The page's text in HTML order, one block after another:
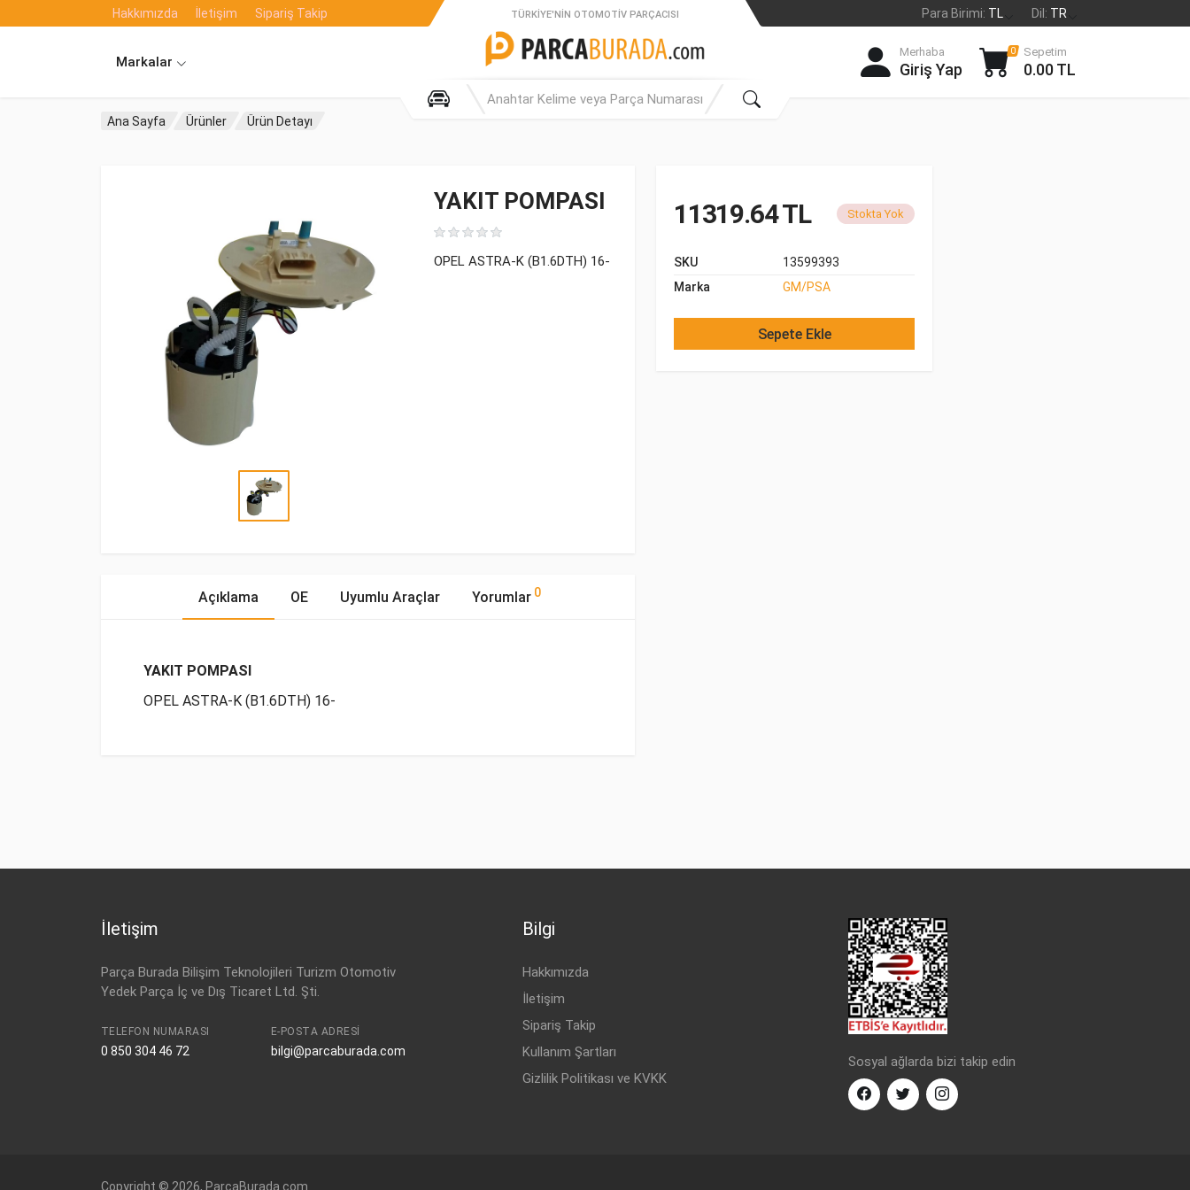
Hakkımızda İletişim Sipariş Takip Para Birimi: TL Dil: TR
Markalar
TÜRKIYE'NIN OTOMOTIV PARÇACISI
Merhaba
Giriş Yap
0 Sepetim
0.00 TL
Ana Sayfa Ürünler Ürün Detayı
YAKIT POMPASI
OPEL ASTRA-K (B1.6DTH) 16-
11319.64 TL Stokta Yok
SKU
13599393
Marka
GM/PSA
Sepete Ekle
Açıklama OE Uyumlu Araçlar Yorumlar 0
YAKIT POMPASI
OPEL ASTRA-K (B1.6DTH) 16-
İletişim
Parça Burada Bilişim Teknolojileri Turizm Otomotiv
Yedek Parça İç ve Dış Ticaret Ltd. Şti.
TELEFON NUMARASI
0 850 304 46 72
E-POSTA ADRESI
bilgi@parcaburada.com
Bilgi
Hakkımızda
İletişim
Sipariş Takip
Kullanım Şartları
Gizlilik Politikası ve KVKK
Sosyal ağlarda bizi takip edin
Copyright © 2026, ParcaBurada.com